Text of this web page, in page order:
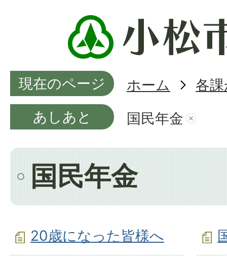
現在のページ ホーム
各
あしあと
国民年金
国民年金
20歳になった皆様へ